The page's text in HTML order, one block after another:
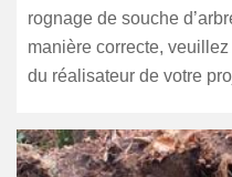
rognage de souche
manière correcte,
du réalisateur de votre